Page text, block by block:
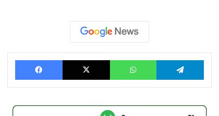
Facebook X WhatsApp